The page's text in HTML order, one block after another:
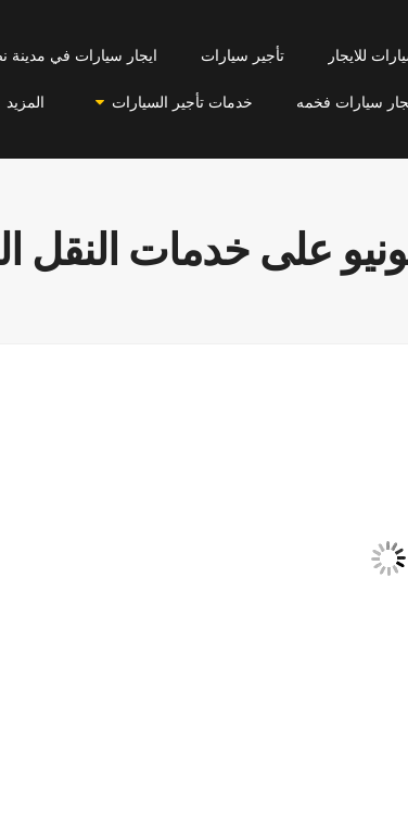
للايجار تأجير سيارات ايجار سيارات في مدينة
سيارات فخمه خدمات تأجير السيارات المزيد
على خدمات النقل